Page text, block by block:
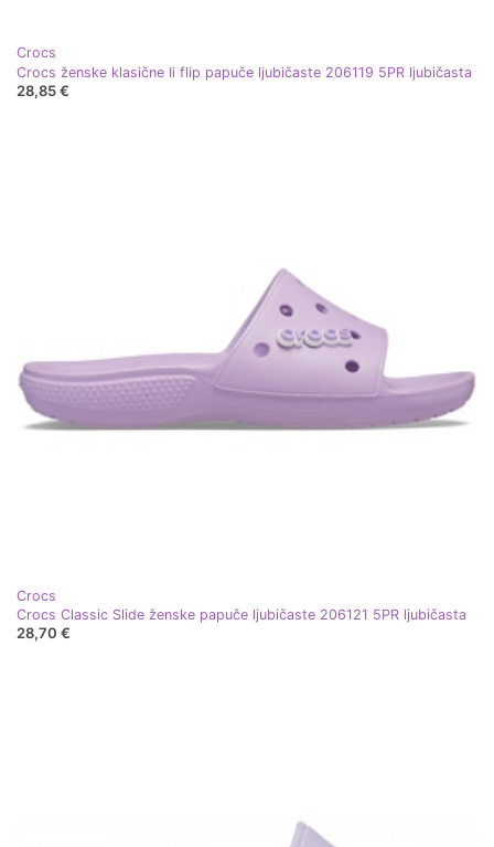
Crocs
Crocs ženske klasične Ii flip papuče ljubičaste 206119 5PR ljubičasta
28,85 €
Crocs
Crocs Classic Slide ženske papuče ljubičaste 206121 5PR ljubičasta
28,70 €